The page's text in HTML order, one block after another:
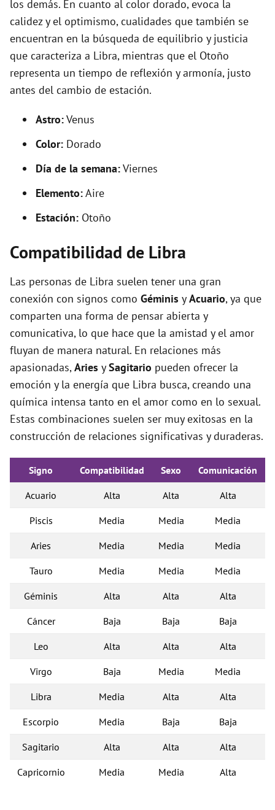
los demás. En cuanto al color dorado, evoca la
calidez y el optimismo, cualidades que también se
encuentran en la búsqueda de equilibrio y justicia
que caracteriza a Libra, mientras que el Otoño
representa un tiempo de reflexión y armonía, justo
antes del cambio de estación.
Astro:Venus
Color: Dorado
Día de la semana:Viernes
Elemento:Aire
Estación: Otoño
Compatibilidad de Libra
Las personas de Libra suelen tener una gran
conexión con signos como Géminis yAcuario, ya que
comparten una forma de pensar abierta y
comunicativa, lo que hace que la amistad y el amor
fluyan de manera natural. En relaciones más
apasionadas,Aries ySagitario pueden ofrecer la
emoción y la energía que Libra busca, creando una
química intensa tanto en el amor como en lo sexual.
Estas combinaciones suelen ser muy exitosas en la
construcción de relaciones significativas y duraderas.
Signo Compatibilidad Sexo Comunicación
Acuario Alta Alta Alta
Piscis Media Media Media
Aries Media Media Media
Tauro Media Media Media
Géminis Alta Alta Alta
Cáncer Baja Baja Baja
Leo Alta Alta Alta
Virgo Baja Media Media
Libra Media Alta Alta
Escorpio Media Baja Baja
Sagitario Alta Alta Alta
Capricornio Media Media Alta